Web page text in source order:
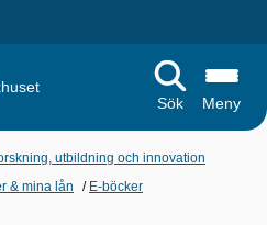
Sök
Meny
utbildning och innovation
& mina lån / E-böcker